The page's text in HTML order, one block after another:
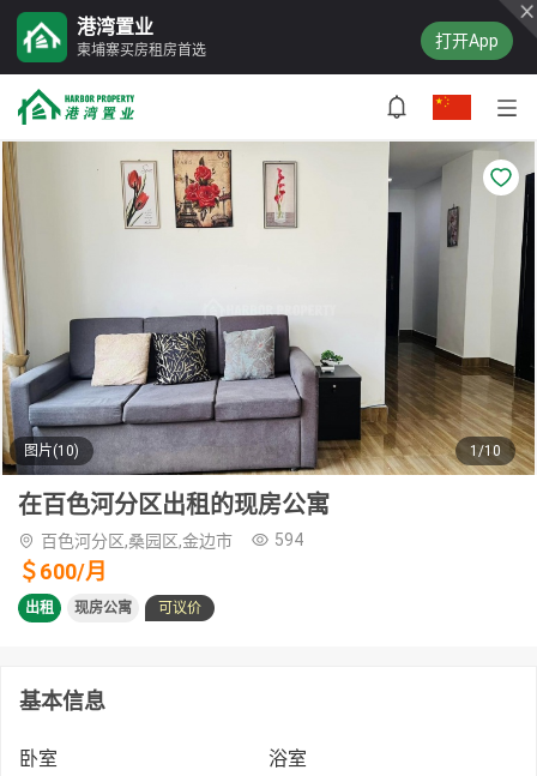
港湾置业
柬埔寨买房租房首选 打开App
图片(10) 1/10
在百色河分区出租的现房公寓
百色河分区,桑园区,金边市 594
＄600/月
出租 现房公寓 可议价
基本信息
卧室
浴室